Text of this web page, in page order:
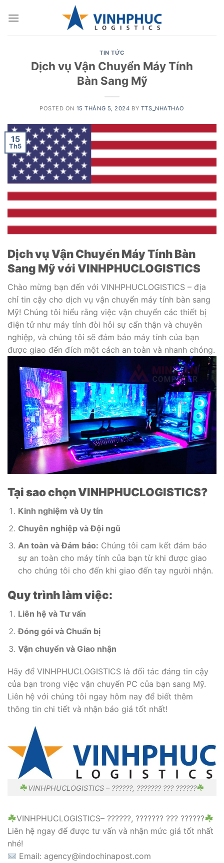
TIN TỨC
Dịch vụ Vận Chuyển Máy Tính
Bàn Sang Mỹ
POSTED ON 15 THÁNG 5, 2024 BY TTS_NHATHAO
15
Th5
Dịch vụ Vận Chuyển Máy Tính Bàn
Sang Mỹ với VINHPHUCLOGISTICS
Chào mừng bạn đến với VINHPHUCLOGISTICS – địa
chỉ tin cậy cho dịch vụ vận chuyển máy tính bàn sang
Mỹ! Chúng tôi hiểu rằng việc vận chuyển các thiết bị
điện tử như máy tính đòi hỏi sự cẩn thận và chuyên
nghiệp, và chúng tôi sẽ đảm bảo máy tính của bạn
được giao đến đích một cách an toàn và nhanh chóng.
Tại sao chọn VINHPHUCLOGISTICS?
Kinh nghiệm và Uy tín
Chuyên nghiệp và Đội ngũ
An toàn và Đảm bảo: Chúng tôi cam kết đảm bảo
sự an toàn cho máy tính của bạn từ khi được giao
cho chúng tôi cho đến khi giao đến tay người nhận.
Quy trình làm việc:
Liên hệ và Tư vấn
Đóng gói và Chuẩn bị
Vận chuyển và Giao nhận
Hãy để VINHPHUCLOGISTICS là đối tác đáng tin cậy
của bạn trong việc vận chuyển PC của bạn sang Mỹ.
Liên hệ với chúng tôi ngay hôm nay để biết thêm
thông tin chi tiết và nhận báo giá tốt nhất!
VINHPHUCLOGISTICS – ??????, ??????? ??? ??????
VINHPHUCLOGISTICS– ??????, ??????? ??? ??????
Liên hệ ngay để được tư vấn và nhận mức giá tốt nhất
nhé!
Email: agency@indochinapost.com